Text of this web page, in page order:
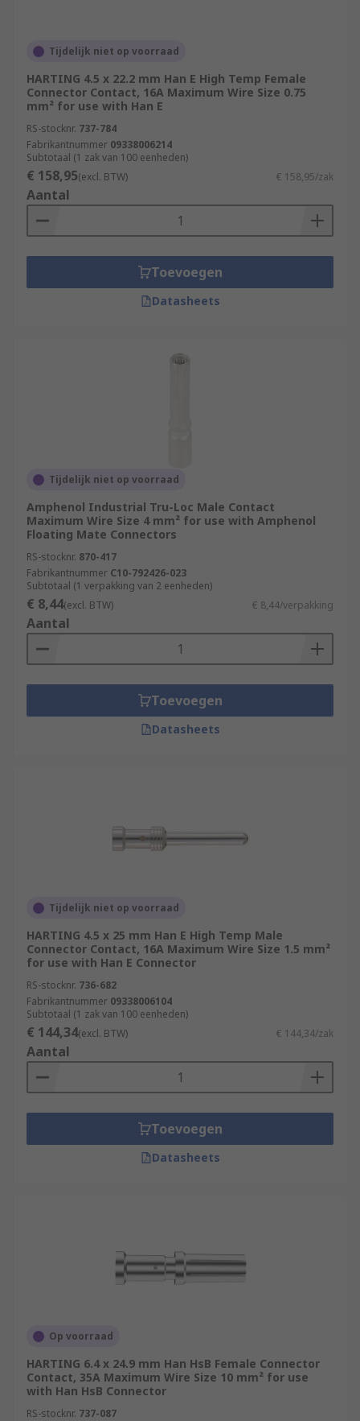
Tijdelijk niet op voorraad
HARTING 4.5 x 22.2 mm Han E High Temp Female
Connector Contact, 16A Maximum Wire Size 0.75
mm² for use with Han E
RS-stocknr. 737-784
Fabrikantnummer 09338006214
Subtotaal (1 zak van 100 eenheden)
€ 158,95(excl. BTW) € 158,95/zak
Aantal
Toevoegen
Datasheets
Tijdelijk niet op voorraad
Amphenol Industrial Tru-Loc Male Contact
Maximum Wire Size 4 mm² for use with Amphenol
Floating Mate Connectors
RS-stocknr. 870-417
Fabrikantnummer C10-792426-023
Subtotaal (1 verpakking van 2 eenheden)
€ 8,44(excl. BTW) € 8,44/verpakking
Aantal
Toevoegen
Datasheets
Tijdelijk niet op voorraad
HARTING 4.5 x 25 mm Han E High Temp Male
Connector Contact, 16A Maximum Wire Size 1.5 mm²
for use with Han E Connector
RS-stocknr. 736-682
Fabrikantnummer 09338006104
Subtotaal (1 zak van 100 eenheden)
€ 144,34(excl. BTW) € 144,34/zak
Aantal
Toevoegen
Datasheets
Op voorraad
HARTING 6.4 x 24.9 mm Han HsB Female Connector
Contact, 35A Maximum Wire Size 10 mm² for use
with Han HsB Connector
RS-stocknr. 737-087